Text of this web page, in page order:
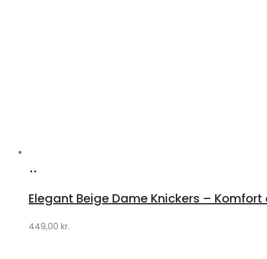
Klædeskabet.dk
Elegant Beige Dame Knickers – Komfort
449,00 kr.